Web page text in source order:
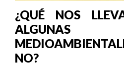
¿QUÉ NOS
ALGUNAS
NO?